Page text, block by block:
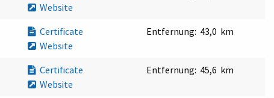
Website
Certificate
Website
Entfernung: 43,0 km
Certificate
Website
Entfernung: 45,6 km